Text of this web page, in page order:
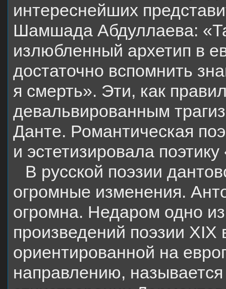
интереснейших
Шамшада Абдуллаева:
излюбленный архетип в
достаточно вспомнить
я смерть». Эти, как
девальвированным
Данте. Романтическая
и эстетизировала
В русской поэзии
огромные изменения.
огромна. Недаром одно
произведений поэзии XIX
ориентированной на
направлению,